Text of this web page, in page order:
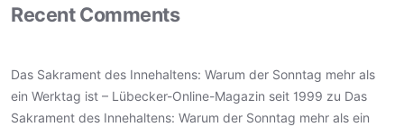
Recent Comments
Das Sakrament des Innehaltens: Warum der Sonntag mehr als
ein Werktag ist – Lübecker-Online-Magazin seit 1999 zu Das
Sakrament des Innehaltens: Warum der Sonntag mehr als ein